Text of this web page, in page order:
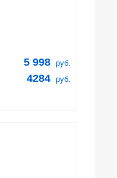
5 998 руб.
4284 руб.